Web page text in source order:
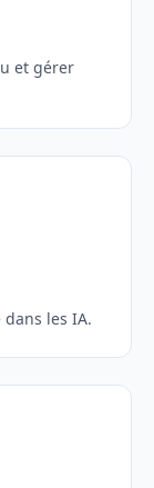
et gérer
les IA.